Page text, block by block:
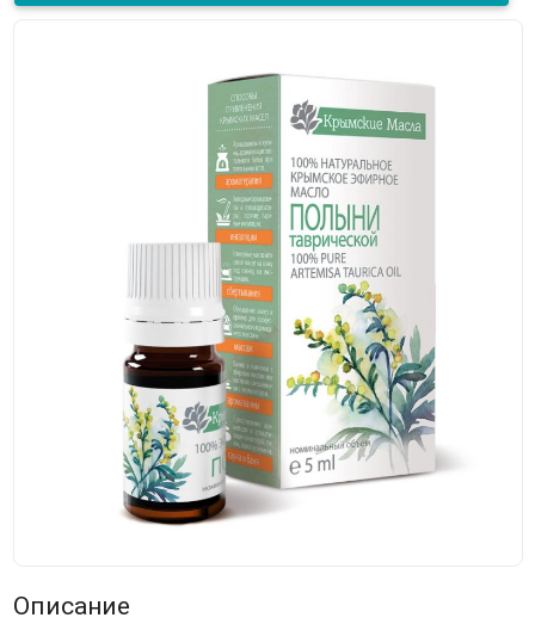
Описание